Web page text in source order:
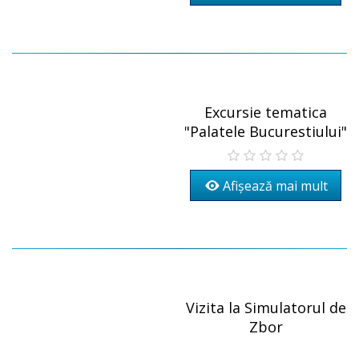
Excursie tematica
"Palatele Bucurestiului"
Afișează mai mult
Vizita la Simulatorul de
Zbor